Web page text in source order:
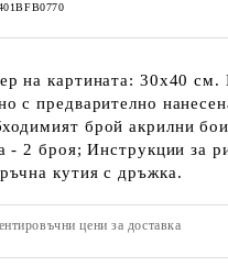
на картината: 30х40 см.
с предварително
брой акрилни
- 2 броя; Инструкции за
кутия с дръжка.
цени за доставка